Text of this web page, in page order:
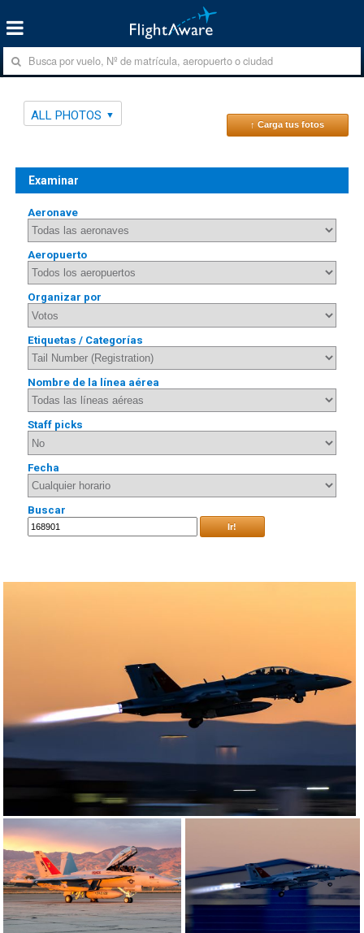
ALL PHOTOS
↑ Carga tus fotos
Examinar
Aeronave
Aeropuerto
Organizar por
Etiquetas / Categorías
Nombre de la línea aérea
Staff picks
Fecha
Buscar
Ir!